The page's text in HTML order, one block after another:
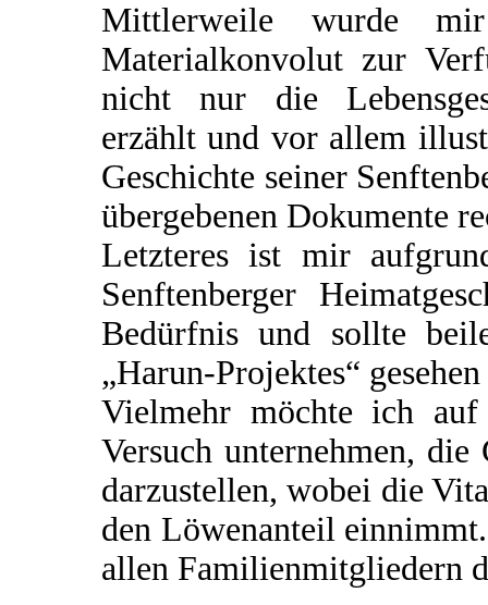
Mittlerweile wurde
Materialkonvolut zur
nicht nur die
erzählt und vor allem
Geschichte seiner
übergebenen Dokumente
Letzteres ist mir
Senftenberger
Bedürfnis und sollte
„Harun-Projektes“
Vielmehr möchte ich
Versuch unternehmen,
darzustellen, wobei die
den Löwenanteil
allen Familienmitgliedern